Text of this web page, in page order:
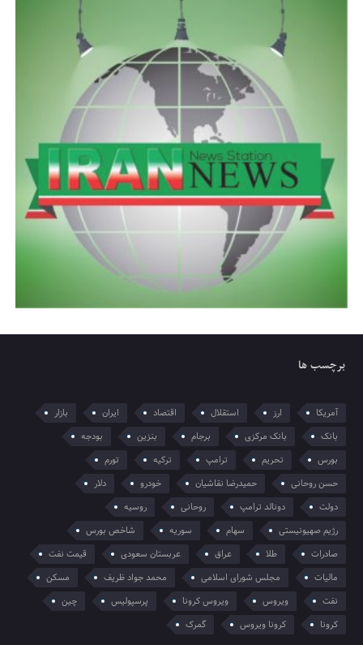
برچسب ها
آمریکا ارز استقلال اقتصاد ایران
بازار
بانک
بانک مرکزی برجام بنزین
بودجه
بورس
تحریم ترامپ ترکیه
تورم
حسن روحانی
حمیدرضا نقاشیان خودرو
دلار
دولت
دونالد ترامپ روحانی
روسیه
رژیم صهیونیستی
سهام سوریه
شاخص بورس
صادرات
طلا عراق عربستان سعودی
قیمت نفت
مالیات
مجلس شورای اسلامی محمد جواد ظریف
مسکن
نفت
ویروس ویروس کرونا پرسپولیس
چین
کرونا
کرونا ویروس گمرک